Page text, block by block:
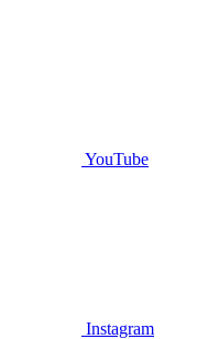
YouTube
Instagram